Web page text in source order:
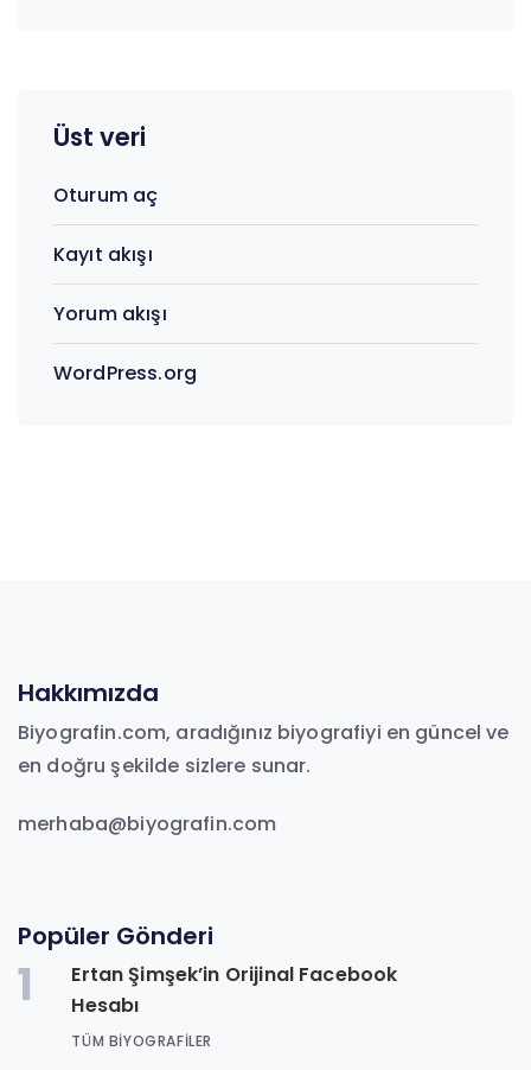
Üst veri
Oturum aç
Kayıt akışı
Yorum akışı
WordPress.org
Hakkımızda
Biyografin.com, aradığınız biyografiyi en güncel ve
en doğru şekilde sizlere sunar.
merhaba@biyografin.com
Popüler Gönderi
1
Ertan Şimşek’in Orijinal Facebook
Hesabı
TÜM BIYOGRAFILER